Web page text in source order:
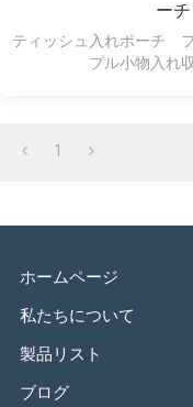
ーチ
ティッシュ入れポーチ
プル小物入れ
1
ホームページ
私たちについて
製品リスト
ブログ